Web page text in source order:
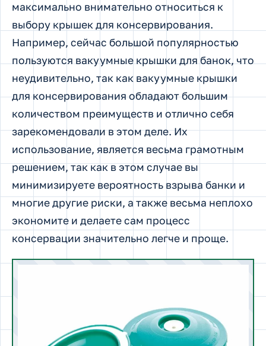
максимально внимательно относиться к
выбору крышек для консервирования.
Например, сейчас большой популярностью
пользуются вакуумные крышки для банок, что
неудивительно, так как вакуумные крышки
для консервирования обладают большим
количеством преимуществ и отлично себя
зарекомендовали в этом деле. Их
использование, является весьма грамотным
решением, так как в этом случае вы
минимизируете вероятность взрыва банки и
многие другие риски, а также весьма неплохо
экономите и делаете сам процесс
консервации значительно легче и проще.